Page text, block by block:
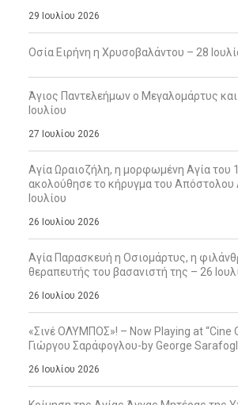
29 Ιουλίου 2026
Οσία Ειρήνη η Χρυσοβαλάντου – 28
Άγιος Παντελεήμων ο Μεγαλομάρτυς και
Ιουλίου
27 Ιουλίου 2026
Αγία Ωραιοζήλη, η μορφωμένη Αγία του
ακολούθησε το κήρυγμα του Απόστολου
Ιουλίου
26 Ιουλίου 2026
Αγία Παρασκευή η Οσιομάρτυς, η
θεραπευτής του βασανιστή της – 26
26 Ιουλίου 2026
«Σινέ ΟΛΥΜΠΟΣ»! – Now Playing at “Cine
Γιώργου Σαράφογλου-by George
26 Ιουλίου 2026